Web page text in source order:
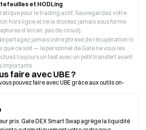
et HODLing
pour le trading actif. Sauvegardez votre
hors ligne et ne la stockez jamais sous forme
d’écran, pas de cloud).
partagez jamais votre phrase de récupération ni
que ce soit — le personnel de Gate ne vous les
toujours un test avec un petit transfert avant
importants.
faire avec UBE ?
pouvez faire avec UBE grâce aux outils on-
prix. Gate DEX Smart Swap agrège la liquidité